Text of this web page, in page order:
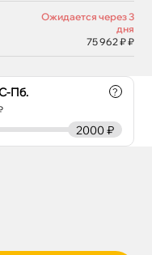
Пб. ?
2000 ₽
Ожидается через 3
дня
75 962 ₽ ₽